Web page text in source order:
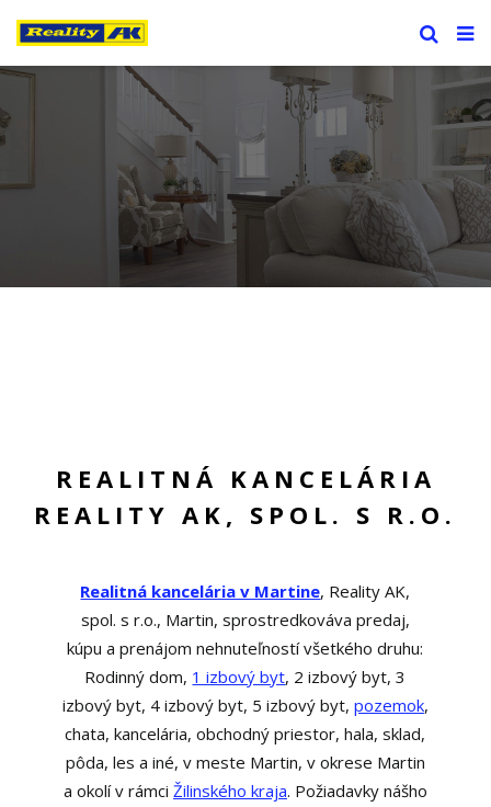
REALITNÁ KANCELÁRIA
REALITY AK, SPOL. S R.O.
Realitná kancelária v Martine, Reality AK,
spol. s r.o., Martin, sprostredkováva predaj,
kúpu a prenájom nehnuteľností všetkého druhu:
Rodinný dom, 1 izbový byt, 2 izbový byt, 3
izbový byt, 4 izbový byt, 5 izbový byt, pozemok,
chata, kancelária, obchodný priestor, hala, sklad,
pôda, les a iné, v meste Martin, v okrese Martin
a okolí v rámci Žilinského kraja. Požiadavky nášho